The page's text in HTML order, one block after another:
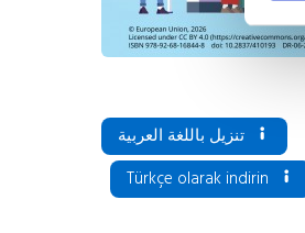
Türkçe olarak indirin